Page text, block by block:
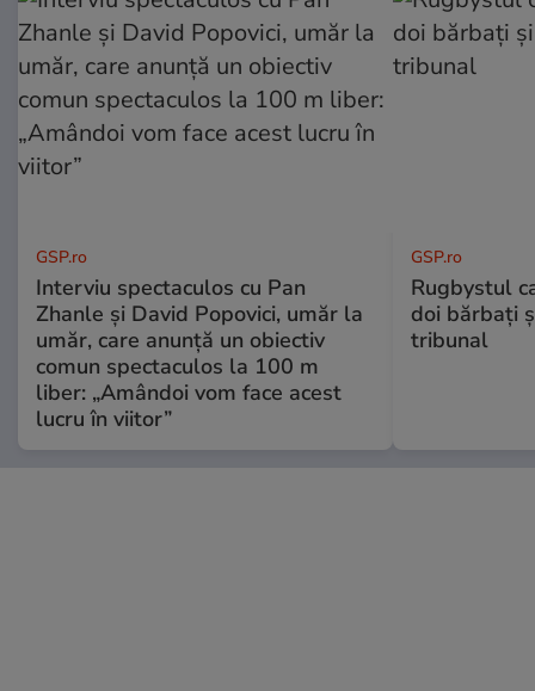
GSP.ro
Interviu spectaculos cu Pan
Zhanle și David Popovici, umăr la
umăr, care anunță un obiectiv
comun spectaculos la 100 m
liber: „Amândoi vom face acest
lucru în viitor”
GSP.ro
Rugbystul
doi bărbați
tribunal